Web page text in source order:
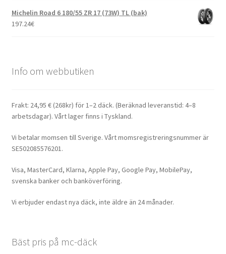
Michelin Road 6 180/55 ZR 17 (73W) TL (bak)
197.24€
Info om webbutiken
Frakt: 24,95 € (268kr) för 1–2 däck. (Beräknad leveranstid: 4–8
arbetsdagar). Vårt lager finns i Tyskland.
Vi betalar momsen till Sverige. Vårt momsregistreringsnummer är
SE502085576201.
Visa, MasterCard, Klarna, Apple Pay, Google Pay, MobilePay,
svenska banker och banköverföring.
Vi erbjuder endast nya däck, inte äldre än 24 månader.
Bäst pris på mc-däck